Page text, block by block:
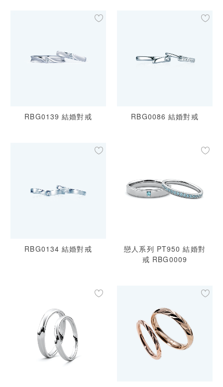
RBG0139 結婚對戒 RBG0086 結婚對戒
RBG0134 結婚對戒
戀人系列 PT950 結婚對
戒 RBG0009